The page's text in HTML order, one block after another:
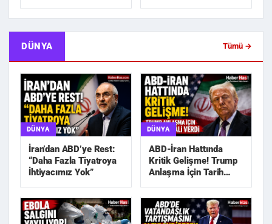
DÜNYA Tümü →
DÜNYA
İran’dan ABD’ye Rest:
“Daha Fazla Tiyatroya
İhtiyacımız Yok”
DÜNYA
ABD-İran Hattında
Kritik Gelişme! Trump
Anlaşma İçin Tarih